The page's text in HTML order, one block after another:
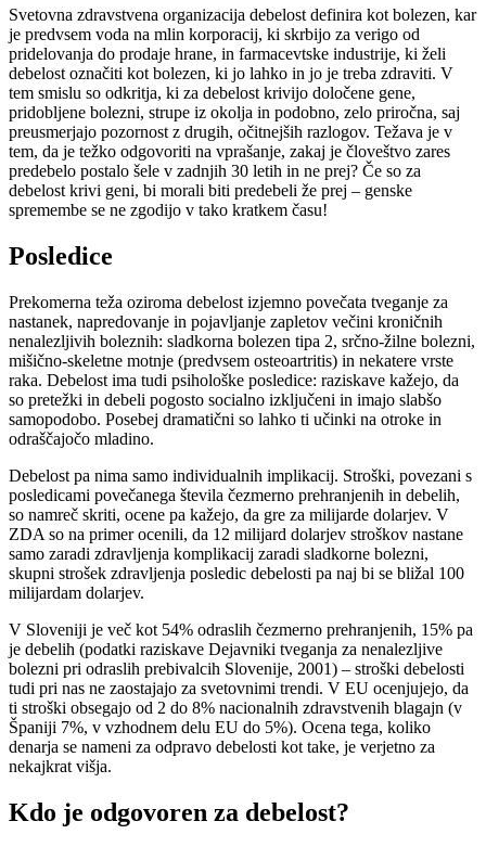
Svetovna zdravstvena organizacija debelost definira kot bolezen, kar
je predvsem voda na mlin korporacij, ki skrbijo za verigo od
pridelovanja do prodaje hrane, in farmacevtske industrije, ki želi
debelost označiti kot bolezen, ki jo lahko in jo je treba zdraviti. V
tem smislu so odkritja, ki za debelost krivijo določene gene,
pridobljene bolezni, strupe iz okolja in podobno, zelo priročna, saj
preusmerjajo pozornost z drugih, očitnejših razlogov. Težava je v
tem, da je težko odgovoriti na vprašanje, zakaj je človeštvo zares
predebelo postalo šele v zadnjih 30 letih in ne prej? Če so za
debelost krivi geni, bi morali biti predebeli že prej – genske
spremembe se ne zgodijo v tako kratkem času!
Posledice
Prekomerna teža oziroma debelost izjemno povečata tveganje za
nastanek, napredovanje in pojavljanje zapletov večini kroničnih
nenalezljivih boleznih: sladkorna bolezen tipa 2, srčno-žilne bolezni,
mišično-skeletne motnje (predvsem osteoartritis) in nekatere vrste
raka. Debelost ima tudi psihološke posledice: raziskave kažejo, da
so pretežki in debeli pogosto socialno izključeni in imajo slabšo
samopodobo. Posebej dramatični so lahko ti učinki na otroke in
odraščajočo mladino.
Debelost pa nima samo individualnih implikacij. Stroški, povezani s
posledicami povečanega števila čezmerno prehranjenih in debelih,
so namreč skriti, ocene pa kažejo, da gre za milijarde dolarjev. V
ZDA so na primer ocenili, da 12 milijard dolarjev stroškov nastane
samo zaradi zdravljenja komplikacij zaradi sladkorne bolezni,
skupni strošek zdravljenja posledic debelosti pa naj bi se bližal 100
milijardam dolarjev.
V Sloveniji je več kot 54% odraslih čezmerno prehranjenih, 15% pa
je debelih (podatki raziskave Dejavniki tveganja za nenalezljive
bolezni pri odraslih prebivalcih Slovenije, 2001) – stroški debelosti
tudi pri nas ne zaostajajo za svetovnimi trendi. V EU ocenjujejo, da
ti stroški obsegajo od 2 do 8% nacionalnih zdravstvenih blagajn (v
Španiji 7%, v vzhodnem delu EU do 5%). Ocena tega, koliko
denarja se nameni za odpravo debelosti kot take, je verjetno za
nekajkrat višja.
Kdo je odgovoren za debelost?